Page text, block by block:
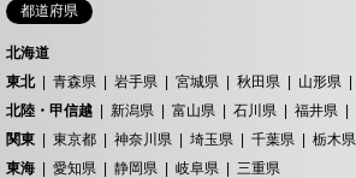
都道府県
北海道
東北
青森県 岩手県 宮城県 秋田県 山形県
北陸・甲信越
新潟県 富山県 石川県 福井県
関東
東京都 神奈川県 埼玉県 千葉県 栃木県
東海
愛知県 静岡県 岐阜県
三重県